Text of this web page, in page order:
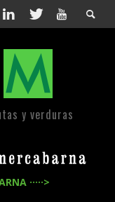
y verduras
·····>